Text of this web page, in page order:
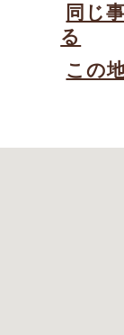
同じ
る
この